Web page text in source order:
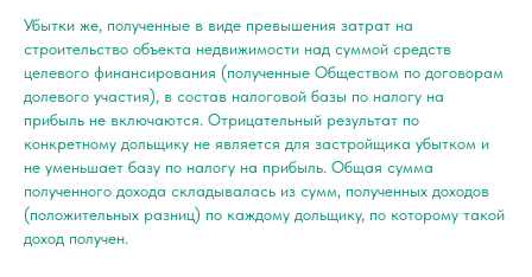
Убытки же, полученные в виде превышения затрат на
строительство объекта недвижимости над суммой средств
целевого финансирования (полученные Обществом по договорам
долевого участия), в состав налоговой базы по налогу на
прибыль не включаются. Отрицательный результат по
конкретному дольщику не является для застройщика убытком и
не уменьшает базу по налогу на прибыль. Общая сумма
полученного дохода складывалась из сумм, полученных доходов
(положительных разниц) по каждому дольщику, по которому такой
доход получен.